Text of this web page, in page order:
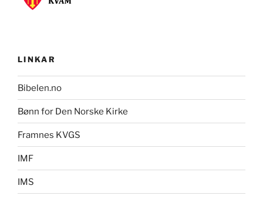
LINKAR
Bibelen.no
Bønn for Den Norske Kirke
Framnes KVGS
IMF
IMS